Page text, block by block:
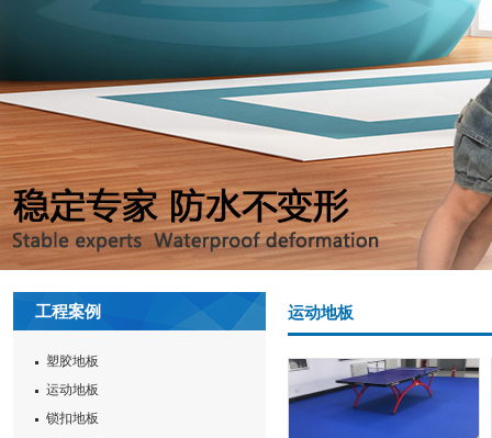
工程案例
塑胶地板
运动地板
锁扣地板
运动地板